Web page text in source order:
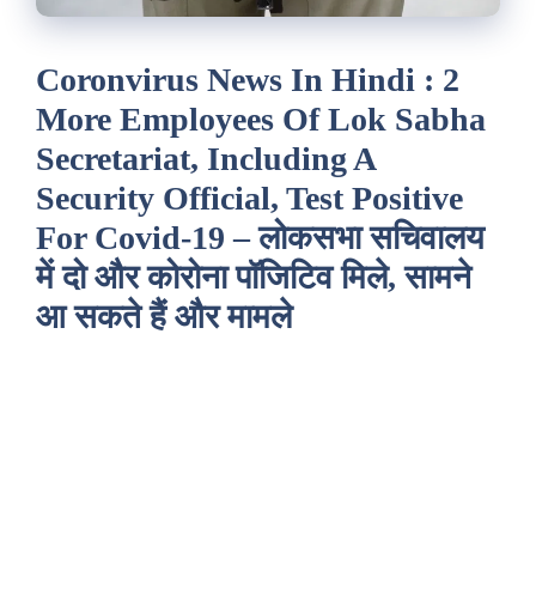
Coronvirus News In Hindi : 2
More Employees Of Lok Sabha
Secretariat, Including A
Security Official, Test Positive
For Covid-19 – लोकसभा सचिवालय
में दो और कोरोना पॉजिटिव मिले, सामने
आ सकते हैं और मामले